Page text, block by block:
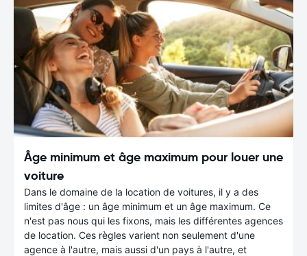
Âge minimum et âge maximum pour louer une
voiture
Dans le domaine de la location de voitures, il y a des
limites d'âge : un âge minimum et un âge maximum. Ce
n'est pas nous qui les fixons, mais les différentes agences
de location. Ces règles varient non seulement d'une
agence à l'autre, mais aussi d'un pays à l'autre, et